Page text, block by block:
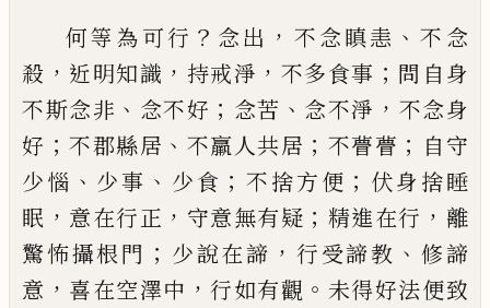
何等為可行 ？ 念出 ， 不念瞋恚 、不念
殺 ， 近明知識 ， 持戒淨 ， 不多食事 ； 問 自身
不斯念非 、 念不好 ； 念苦 、 念不淨 ， 不念身
好 ； 不郡縣居 、 不羸人共居 ； 不瞢瞢 ； 自守
少惱 、 少事 、 少食 ； 不捨方便 ； 伏身捨睡
眠 ， 意在行正 ， 守意無有疑 ； 精進在行 ， 離
驚怖攝根門 ； 少說在諦 ， 行受諦教 、 修諦
意 ， 喜在空澤中 ，行如有觀 。 未得好法便致